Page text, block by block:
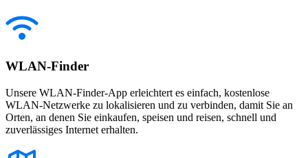
WLAN-Finder
Unsere WLAN-Finder-App erleichtert es einfach, kostenlose
WLAN-Netzwerke zu lokalisieren und zu verbinden, damit Sie an
Orten, an denen Sie einkaufen, speisen und reisen, schnell und
zuverlässiges Internet erhalten.